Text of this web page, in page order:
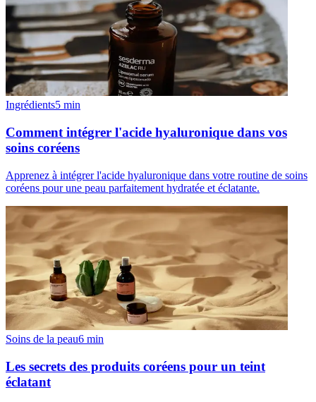
Ingrédients5 min
Comment intégrer l'acide hyaluronique dans vos
soins coréens
Apprenez à intégrer l'acide hyaluronique dans votre routine de soins
coréens pour une peau parfaitement hydratée et éclatante.
Soins de la peau6 min
Les secrets des produits coréens pour un teint
éclatant